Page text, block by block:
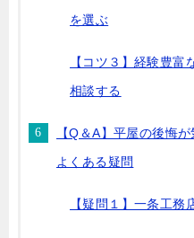
を選ぶ
【コツ３】経験豊
相談する
【Q＆A】平屋の後悔
よくある疑問
【疑問１】一条工務